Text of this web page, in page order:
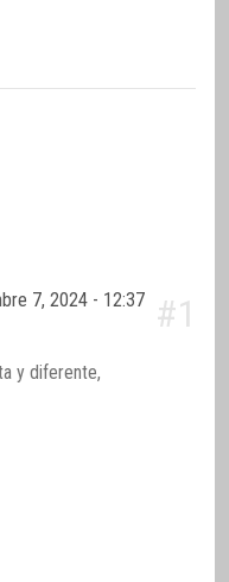
7, 2024 - 12:37 #1
y diferente,